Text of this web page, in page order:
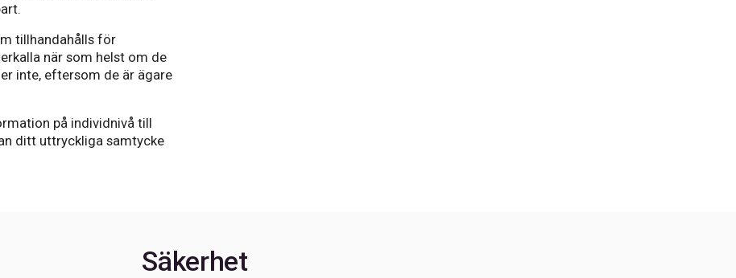
tillhandahålls för
när som helst om de
inte, eftersom de är ägare
på individnivå till
ditt uttryckliga samtycke
Säkerhet